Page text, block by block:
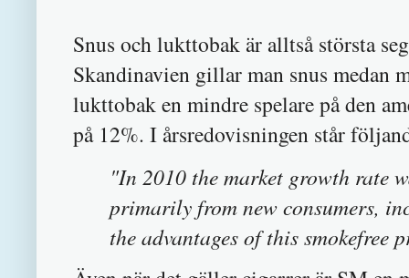
Snus och lukttobak är alltså största
Skandinavien gillar man snus medan
lukttobak en mindre spelare på den
på 12%. I årsredovisningen står
"In 2010 the market growth rate
primarily from new consumers,
the advantages of this smokefree